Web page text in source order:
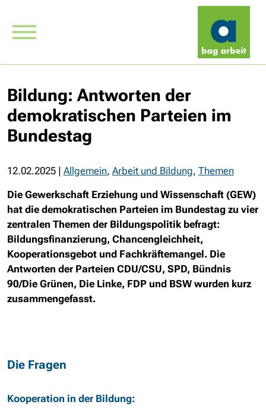
Bildung: Antworten der
demokratischen Parteien im
Bundestag
12.02.2025 | Allgemein, Arbeit und Bildung, Themen
Die Gewerkschaft Erziehung und Wissenschaft (GEW)
hat die demokratischen Parteien im Bundestag zu vier
zentralen Themen der Bildungspolitik befragt:
Bildungsfinanzierung, Chancengleichheit,
Kooperationsgebot und Fachkräftemangel. Die
Antworten der Parteien CDU/CSU, SPD, Bündnis
90/Die Grünen, Die Linke, FDP und BSW wurden kurz
zusammengefasst.
Die Fragen
Kooperation in der Bildung: